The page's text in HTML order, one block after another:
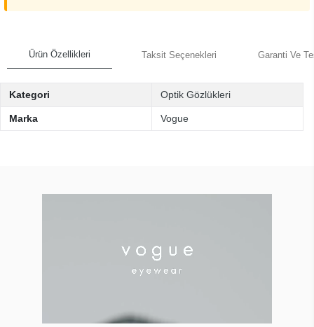
Ürün Özellikleri Taksit Seçenekleri Garanti Ve
Kategori Optik Gözlükleri
Marka Vogue